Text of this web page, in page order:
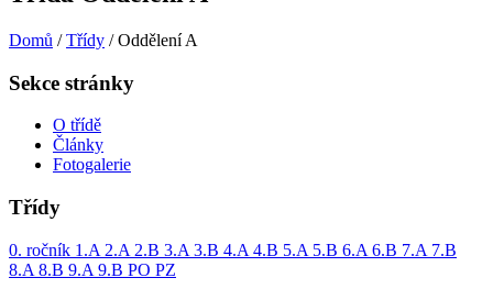
Domů / Třídy / Oddělení A
Sekce stránky
O třídě
Články
Fotogalerie
Třídy
0. ročník 1.A 2.A 2.B 3.A 3.B 4.A 4.B 5.A 5.B 6.A 6.B 7.A 7.B
8.A 8.B 9.A 9.B PO PZ